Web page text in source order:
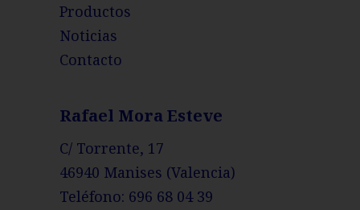
Productos
Noticias
Contacto
Rafael Mora Esteve
C/ Torrente, 17
46940 Manises (Valencia)
Teléfono: 696 68 04 39